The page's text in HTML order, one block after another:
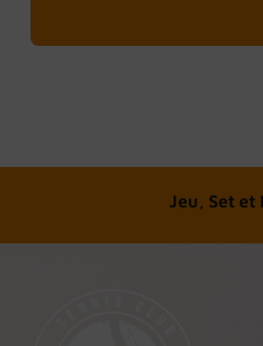
A chacun son tennis